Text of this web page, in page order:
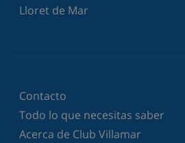
Lloret de Mar
Contacto
Todo lo que necesitas saber
Acerca de Club Villamar